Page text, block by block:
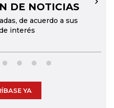
DE NOTICIAS
de acuerdo a sus
interés
→
YA